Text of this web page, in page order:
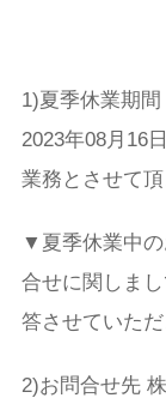
1)夏季休業期
2023年08月16
業務とさせて頂
▼夏季休業中の
合せに関しま
答させていただ
2)お問合せ先